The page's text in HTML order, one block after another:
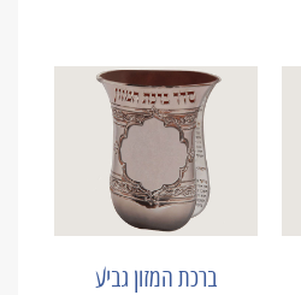
ברכת המזון גביע